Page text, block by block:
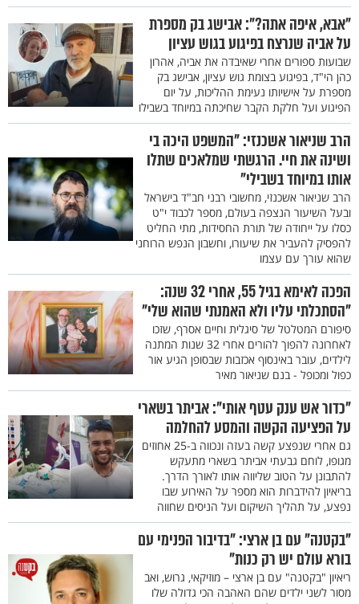
"אבא, איפה אתה?": אבישג בק מספרת
על אביה שנרצח בפיגוע בגוש עציון
שבועות ספורים אחרי שאיבדה את אביה, אהרון
כהן הי"ד, בפיגוע בצומת גוש עציון, אבישג בק
מספרת על אישיותו נעימת ההליכות, על יום
הפיגוע ועל חלקת הקבר שחיכתה במיוחד בשבילו
הרב שניאור אשכנזי: "המשפט היכה בי
ושינה את חיי. הרגשתי שמלאכים שתלו
אותו במיוחד בשבילי"
הרב שניאור אשכנזי, מחשובי רבני חב"ד בישראל
ובעל השיעור הנצפה בעולם, מספר לכבוד י"ט
כסלו על ייחודה של תורת החסידות, מתי החליט
להפסיק להעביר את שיעורו, וחשבון הנפש הרוחני
שהוא עורך עם עצמו
הפכה לאימא בגיל 55, אחרי 32 שנה:
"הסתכלתי עליו ולא האמנתי שהוא שלי"
סיפורם המטלטל של סיגלית וחיים אסרף, שזכו
לאחרונה להפוך להורים אחרי 32 שנות המתנה
לילדים, עובר באינסוף אכזבות שבסופן הגיע אור
כפול ומכופל - בנם שניאור מאיר
"כדור אש ענק עטף אותי": אביתר בשארי
על הפציעה הקשה והמסע להחלמה
גם אחרי שנפצע קשה בעזה ונכווה ב-25 אחוזים
מגופו, לוחם גבעתי אביתר בשארי מתעקש
להתבונן על הטוב שליווה אותו לאורך הדרך.
בריאיון להידברות הוא מספר על האירוע שבו
נפצע, על תהליך השיקום ועל הניסים שחווה
"בקטנה" עם בן ארצי: "בדיבור הפנימי עם
בורא עולם יש רק כנות"
ריאיון "בקטנה" עם בן ארצי – מוזיקאי, גרוש, ואב
מסור לשני ילדים שהם האהבה הכי גדולה שלו